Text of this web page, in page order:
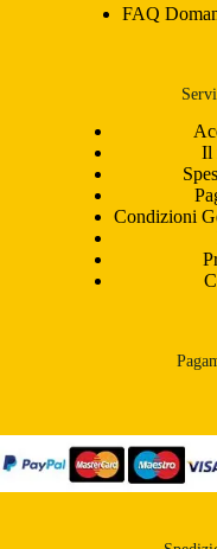
FAQ
Il
Condizioni